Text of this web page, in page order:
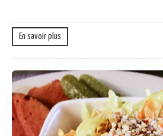
En savoir plus